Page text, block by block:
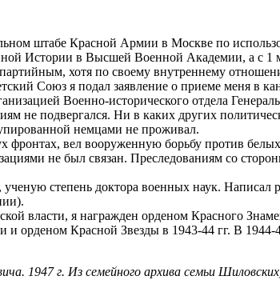
штабе Красной Армии в Москве по
Истории в Высшей Военной Академии, а с 1
хотя по своему внутреннему
Союз я подал заявление о приеме меня в
Военно-исторического отдела
подвергался. Ни в каких других
немцами не проживал.
вел вооруженную борьбу против
не был связан. Преследованиям со
степень доктора военных наук.
власти, я награжден орденом Красного
орденом Красной Звезды в 1943-44 гг. В
1947 г. Из семейного архива семьи